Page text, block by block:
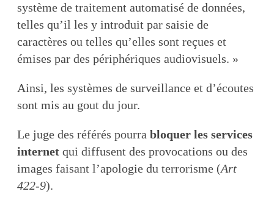
système de traitement automatisé de données,
telles qu’il les y introduit par saisie de
caractères ou telles qu’elles sont reçues et
émises par des périphériques audiovisuels. »
Ainsi, les systèmes de surveillance et d’écoutes
sont mis au gout du jour.
Le juge des référés pourra bloquer les services
internet qui diffusent des provocations ou des
images faisant l’apologie du terrorisme (Art
422-9).